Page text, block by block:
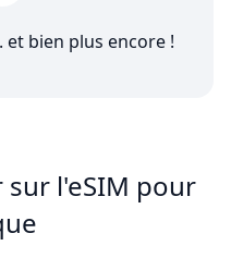
et bien plus encore !
sur l'eSIM pour